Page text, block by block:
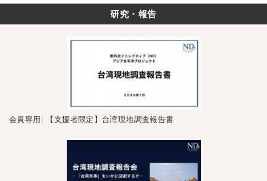
研究・報告
会員専用: 【支援者限定】台湾現地調査報告書